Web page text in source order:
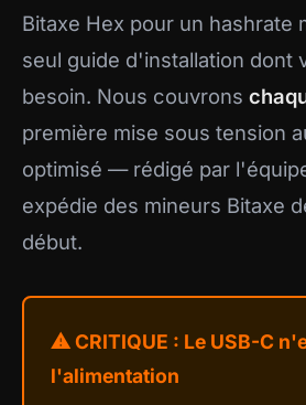
Bitaxe Hex pour un hashrate
seul guide d'installation dont
besoin. Nous couvrons
première mise sous tension
optimisé — rédigé par
expédie des mineurs Bitaxe
début.
⚠ CRITIQUE : Le USB-C
l'alimentation